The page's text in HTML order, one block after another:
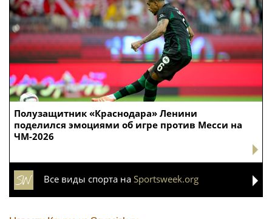
Полузащитник «Краснодара» Ленини
поделился эмоциями об игре против Месси на
ЧМ-2026
Все виды спорта на Sportsweek.org